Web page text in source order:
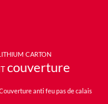
CARTON
couverture
anti feu pas de calais